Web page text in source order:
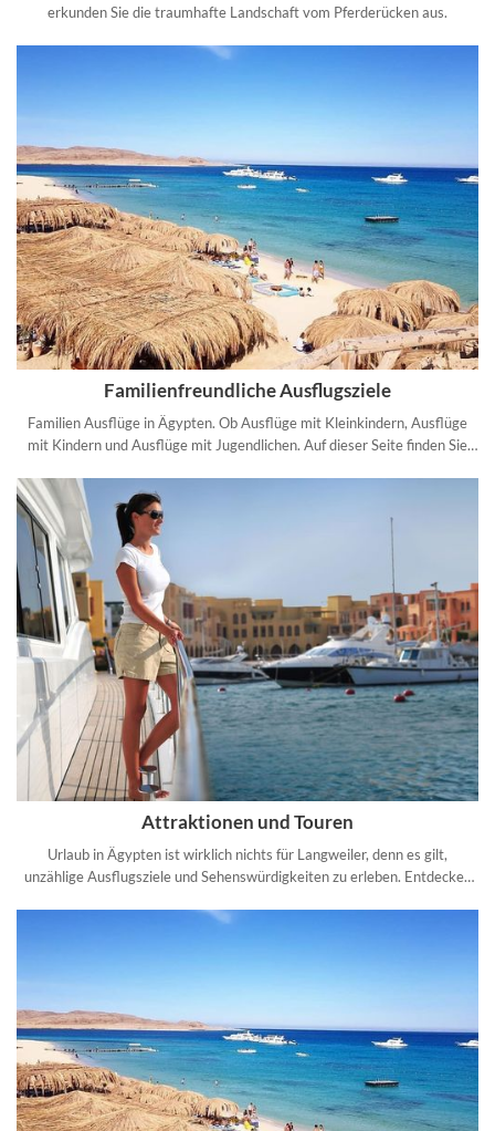
erkunden Sie die traumhafte Landschaft vom Pferderücken aus.
Familienfreundliche Ausflugsziele
Familien Ausflüge in Ägypten. Ob Ausflüge mit Kleinkindern, Ausflüge
mit Kindern und Ausflüge mit Jugendlichen. Auf dieser Seite finden Sie
Attraktionen und Touren
Urlaub in Ägypten ist wirklich nichts für Langweiler, denn es gilt,
unzählige Ausflugsziele und Sehenswürdigkeiten zu erleben. Entdecken